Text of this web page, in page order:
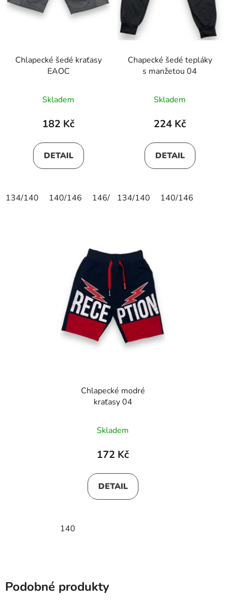
Chlapecké šedé kraťasy
EAOC
Skladem
182 Kč
DETAIL
134/140 140/146 146/152
Chapecké šedé tepláky
s manžetou 04
Skladem
224 Kč
DETAIL
134/140 140/146
Chlapecké modré
kraťasy 04
Skladem
172 Kč
DETAIL
140
Podobné produkty